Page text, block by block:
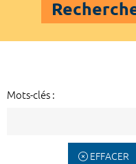
Mots-clés :
EFFACER